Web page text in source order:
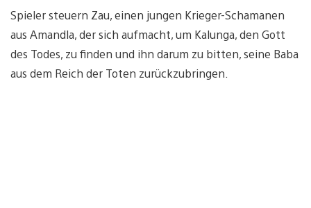
Spieler steuern Zau, einen jungen Krieger-Schamanen
aus Amandla, der sich aufmacht, um Kalunga, den Gott
des Todes, zu finden und ihn darum zu bitten, seine Baba
aus dem Reich der Toten zurückzubringen.